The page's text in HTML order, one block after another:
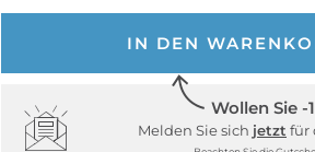
IN DEN
Wollen Sie -
Melden Sie sich jetzt für